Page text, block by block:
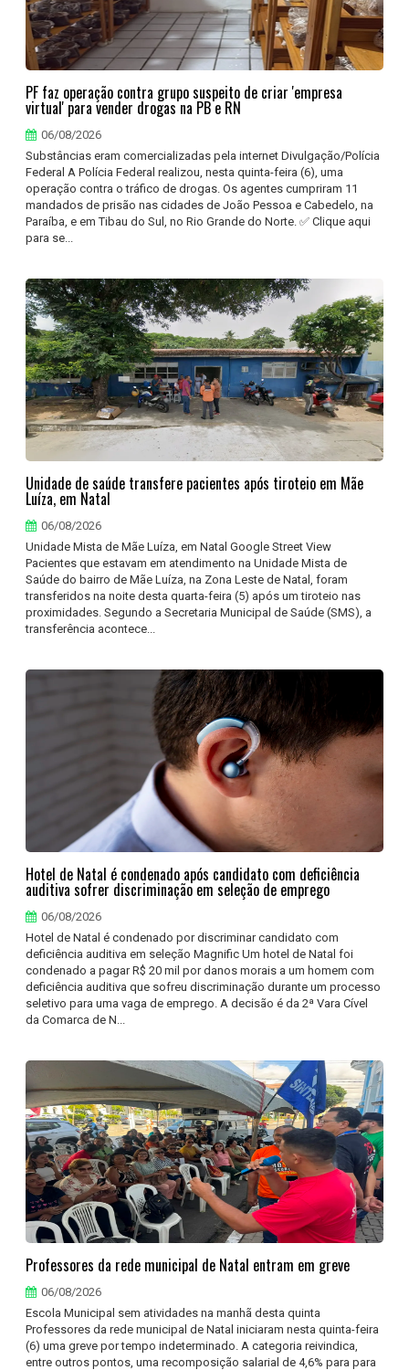
PF faz operação contra grupo suspeito de criar 'empresa
virtual' para vender drogas na PB e RN
06/08/2026
Substâncias eram comercializadas pela internet Divulgação/Polícia
Federal A Polícia Federal realizou, nesta quinta-feira (6), uma
operação contra o tráfico de drogas. Os agentes cumpriram 11
mandados de prisão nas cidades de João Pessoa e Cabedelo, na
Paraíba, e em Tibau do Sul, no Rio Grande do Norte. ✅ Clique aqui
para se...
Unidade de saúde transfere pacientes após tiroteio em Mãe
Luíza, em Natal
06/08/2026
Unidade Mista de Mãe Luíza, em Natal Google Street View
Pacientes que estavam em atendimento na Unidade Mista de
Saúde do bairro de Mãe Luíza, na Zona Leste de Natal, foram
transferidos na noite desta quarta-feira (5) após um tiroteio nas
proximidades. Segundo a Secretaria Municipal de Saúde (SMS), a
transferência acontece...
Hotel de Natal é condenado após candidato com deficiência
auditiva sofrer discriminação em seleção de emprego
06/08/2026
Hotel de Natal é condenado por discriminar candidato com
deficiência auditiva em seleção Magnific Um hotel de Natal foi
condenado a pagar R$ 20 mil por danos morais a um homem com
deficiência auditiva que sofreu discriminação durante um processo
seletivo para uma vaga de emprego. A decisão é da 2ª Vara Cível
da Comarca de N...
Professores da rede municipal de Natal entram em greve
06/08/2026
Escola Municipal sem atividades na manhã desta quinta
Professores da rede municipal de Natal iniciaram nesta quinta-feira
(6) uma greve por tempo indeterminado. A categoria reivindica,
entre outros pontos, uma recomposição salarial de 4,6% para para